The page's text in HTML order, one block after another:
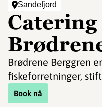
Sandefjord
Brødrene Berggren
fiskeforretninger,
Book nå